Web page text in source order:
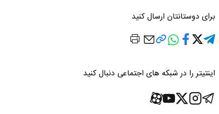
برای دوستانتان ارسال کنید
اینتیتر را در شبکه های اجتماعی دنبال کنید